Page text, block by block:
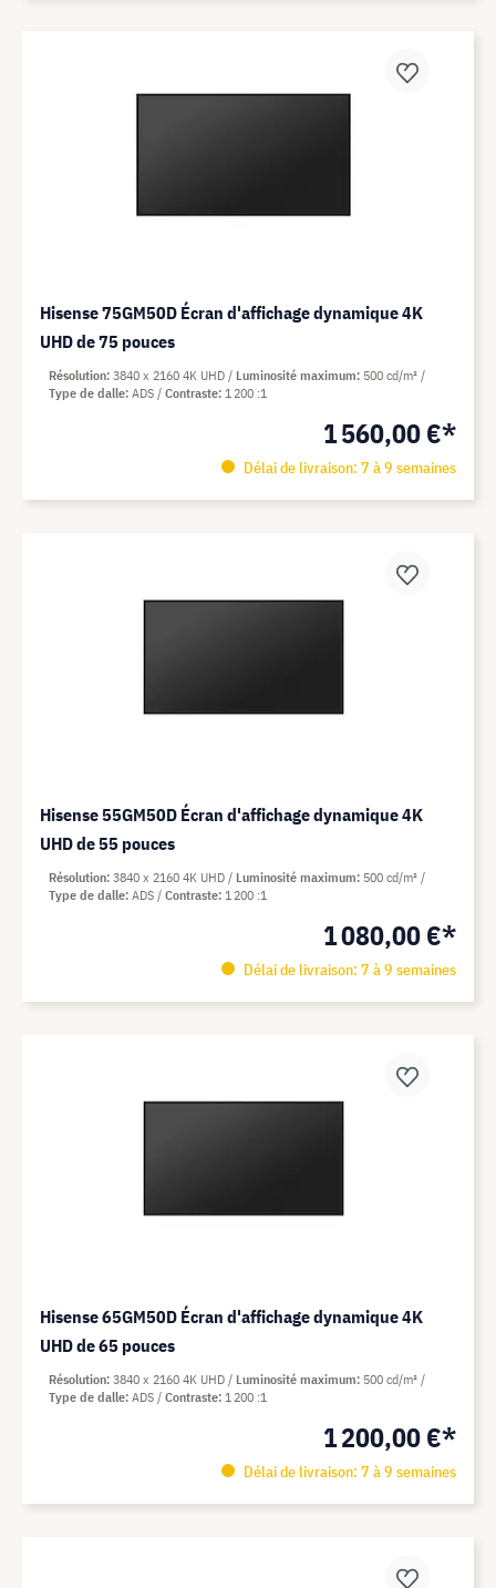
Hisense 75GM50D Écran d'affichage dynamique 4K
UHD de 75 pouces
1 560,00 €*
Délai de livraison: 7 à 9 semaines
Résolution 3840 x 2160 4K UHD Luminosité maximum 500 cd/m²
Type de dalle ADS Contraste 1 200 :1
Hisense 55GM50D Écran d'affichage dynamique 4K
UHD de 55 pouces
1 080,00 €*
Délai de livraison: 7 à 9 semaines
Résolution 3840 x 2160 4K UHD Luminosité maximum 500 cd/m²
Type de dalle ADS Contraste 1 200 :1
Hisense 65GM50D Écran d'affichage dynamique 4K
UHD de 65 pouces
1 200,00 €*
Délai de livraison: 7 à 9 semaines
Résolution 3840 x 2160 4K UHD Luminosité maximum 500 cd/m²
Type de dalle ADS Contraste 1 200 :1